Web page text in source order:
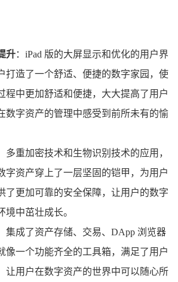
升：iPad 版的大屏显示和优化的用户界
打造了一个舒适、便捷的数字家园，使
程中更加舒适和便捷，大大提高了用户
数字资产的管理中感受到前所未有的愉
多重加密技术和生物识别技术的应用，
字资产穿上了一层坚固的铠甲，为用户
了更加可靠的安全保障，让用户的数字
境中茁壮成长。
集成了资产存储、交易、DApp 浏览器
像一个功能齐全的工具箱，满足了用户
让用户在数字资产的世界中可以随心所